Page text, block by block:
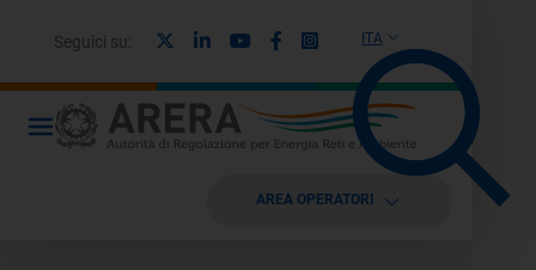
ITA
Seguici su: LinkedinYoutubeFacebook
Instagram
AREA OPERATORI